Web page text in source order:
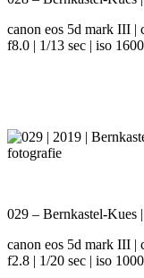
canon eos 5d mark III |
f8.0 | 1/13 sec | iso
029 – Bernkastel-Kues
canon eos 5d mark III |
f2.8 | 1/20 sec | iso